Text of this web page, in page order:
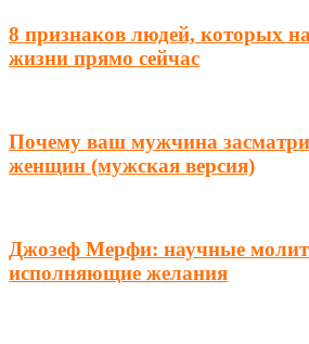
8 признаков людей, которых
жизни прямо сейчас
Почему ваш мужчина
женщин (мужская версия)
Джозеф Мерфи: научные
исполняющие желания